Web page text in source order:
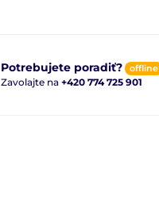
Potrebujete poradiť? offline
Zavolajte na +420 774 725 901